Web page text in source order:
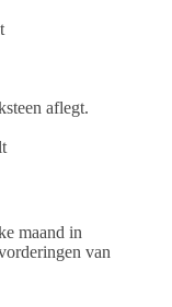
aflegt.
maand in
van